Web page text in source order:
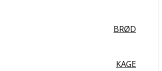
BRØD
KAGE